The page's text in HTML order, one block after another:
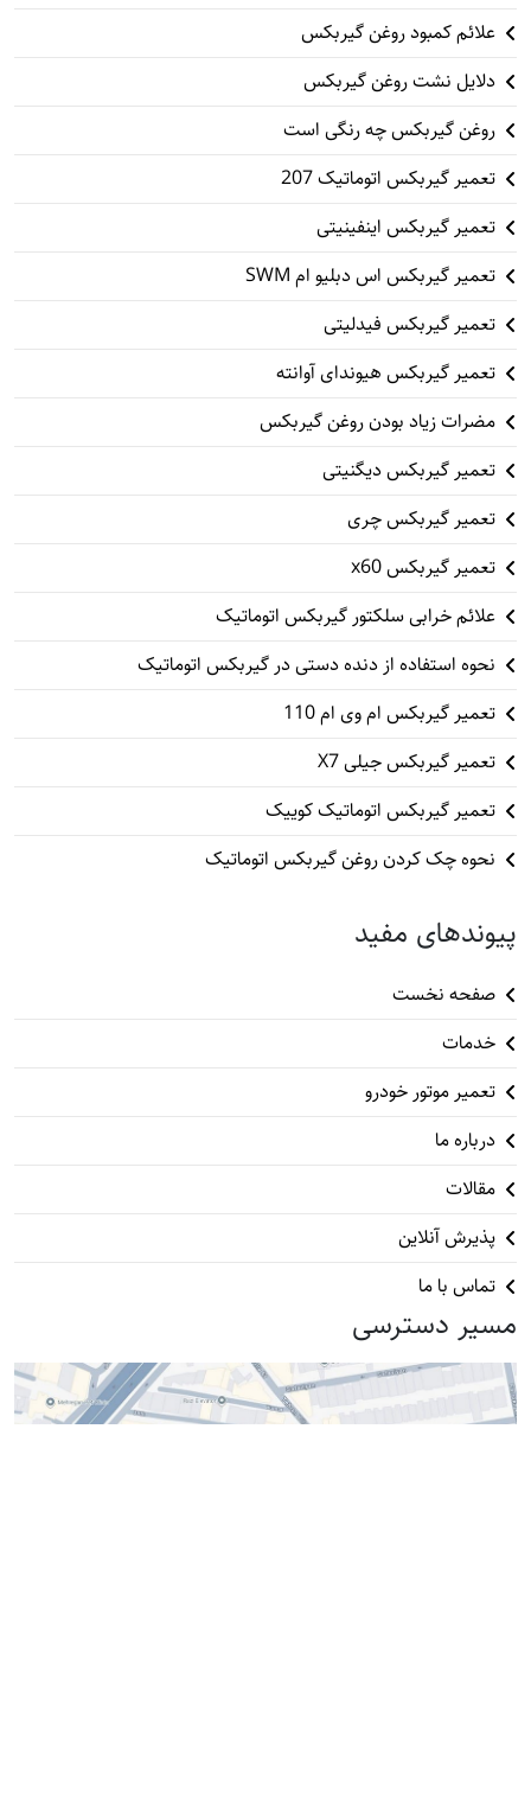
علائم کمبود روغن گیربکس
دلایل نشت روغن گیربکس
روغن گیربکس چه رنگی است
تعمیر گیربکس اتوماتیک 207
تعمیر گیربکس اینفینیتی
تعمیر گیربکس اس دبلیو ام SWM
تعمیر گیربکس فیدلیتی
تعمیر گیربکس هیوندای آوانته
مضرات زیاد بودن روغن گیربکس
تعمیر گیربکس دیگنیتی
تعمیر گیربکس چری
تعمیر گیربکس x60
علائم خرابی سلکتور گیربکس اتوماتیک
نحوه استفاده از دنده دستی در گیربکس اتوماتیک
تعمیر گیربکس ام وی ام 110
تعمیر گیربکس جیلی X7
تعمیر گیربکس اتوماتیک کوییک
نحوه چک کردن روغن گیربکس اتوماتیک
پیوندهای مفید
صفحه نخست
خدمات
تعمیر موتور خودرو
درباره ما
مقالات
پذیرش آنلاین
تماس با ما
مسیر دسترسی